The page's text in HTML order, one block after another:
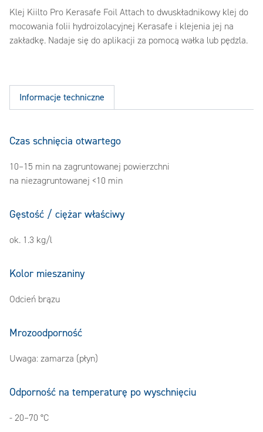
Klej Kiilto Pro Kerasafe Foil Attach to dwuskładnikowy klej do
mocowania folii hydroizolacyjnej Kerasafe i klejenia jej na
zakładkę. Nadaje się do aplikacji za pomocą wałka lub pędzla.
Informacje techniczne
Czas schnięcia otwartego
10–15 min na zagruntowanej powierzchni
na niezagruntowanej <10 min
Gęstość / ciężar właściwy
ok. 1.3 kg/l
Kolor mieszaniny
Odcień brązu
Mrozoodporność
Uwaga: zamarza (płyn)
Odporność na temperaturę po wyschnięciu
- 20–70 °C